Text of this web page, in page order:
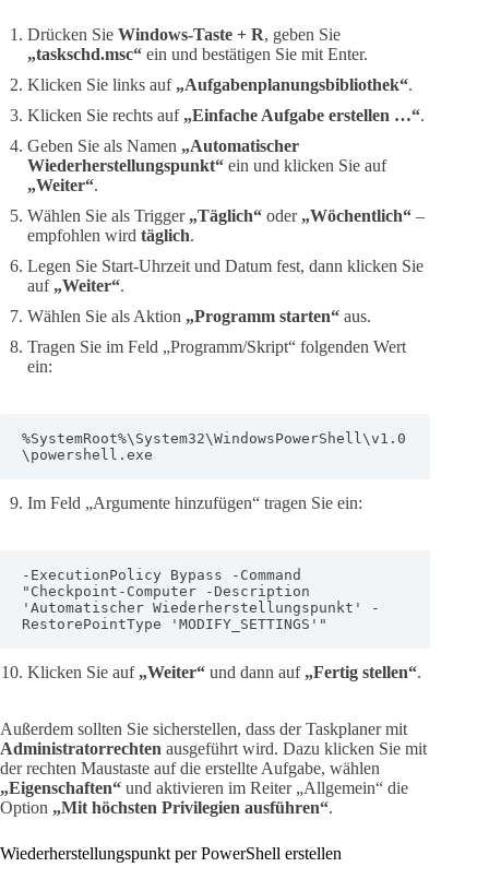
Drücken Sie Windows-Taste + R, geben Sie
„taskschd.msc“ ein und bestätigen Sie mit Enter.
Klicken Sie links auf „Aufgabenplanungsbibliothek“.
Klicken Sie rechts auf „Einfache Aufgabe erstellen …“.
Geben Sie als Namen „Automatischer
Wiederherstellungspunkt“ ein und klicken Sie auf
„Weiter“.
Wählen Sie als Trigger „Täglich“ oder „Wöchentlich“ –
empfohlen wird täglich.
Legen Sie Start-Uhrzeit und Datum fest, dann klicken Sie
auf „Weiter“.
Wählen Sie als Aktion „Programm starten“ aus.
Tragen Sie im Feld „Programm/Skript“ folgenden Wert
ein:
%SystemRoot%\System32\WindowsPowerShell\v1.0
\powershell.exe
Im Feld „Argumente hinzufügen“ tragen Sie ein:
-ExecutionPolicy Bypass -Command
"Checkpoint-Computer -Description
'Automatischer Wiederherstellungspunkt' -
RestorePointType 'MODIFY_SETTINGS'"
Klicken Sie auf „Weiter“ und dann auf „Fertig stellen“.
Außerdem sollten Sie sicherstellen, dass der Taskplaner mit
Administratorrechten ausgeführt wird. Dazu klicken Sie mit
der rechten Maustaste auf die erstellte Aufgabe, wählen
„Eigenschaften“ und aktivieren im Reiter „Allgemein“ die
Option „Mit höchsten Privilegien ausführen“.
Wiederherstellungspunkt per PowerShell erstellen